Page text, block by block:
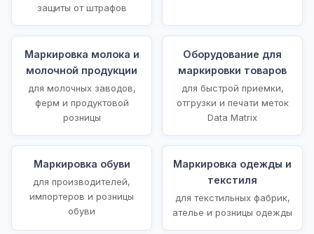
защиты от штрафов
Маркировка молока и
молочной продукции
для молочных заводов,
ферм и продуктовой
розницы
Оборудование для
маркировки товаров
для быстрой приемки,
отгрузки и печати меток
Data Matrix
Маркировка обуви
для производителей,
импортеров и розницы
обуви
Маркировка одежды и
текстиля
для текстильных фабрик,
ателье и розницы одежды